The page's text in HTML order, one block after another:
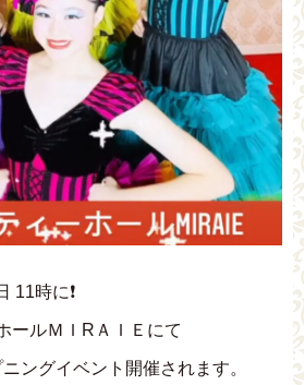
11時に❗
ールＭＩRＡＩＥにて
ングイベント開催されます。